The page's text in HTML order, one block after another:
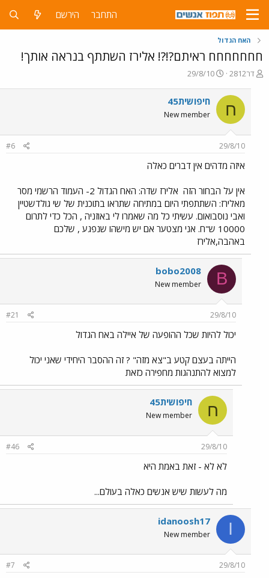
התחבר הירשם
האח הגדול
חחחחחחח ראיתם?!?! אלירז השתתף בנראה אותך!
פ
דר2812
פ
ת
29/8/10
ח חיפושית45
New member
29/8/10
#6
איזה מדהים אין דברים כאלה
אין על הבחור הזה
אלירז שדה: האח הגדול 2- העמוד הרשמי מסר
מאלירז: השתתפתי היום במתיחה שתראו בתוכנית של שי גולדשטיין
ואבי נוסבואום. עשיתי כל מה שאמרו לי באוזניה , הכל כדי לתרום
10000 ש"ח. אני מצטער אם יש מישהו שנפגע , שלכם
באהבה,אלירז
B
bobo2008
New member
29/8/10
#21
יכול להיות שכל ההופעה של איילה באח הגדול
הייתה בעצם קטע ב"צא מזה" ? זה ההסבר היחידי שאני יכול
למצוא להתנהגות מחפירה כזאת
ח חיפושית45
New member
29/8/10
#46
לא לא - זאת באמת היא
מה לעשות שיש אנשים כאלה בעולם...
I
idanoosh17
New member
29/8/10
#7